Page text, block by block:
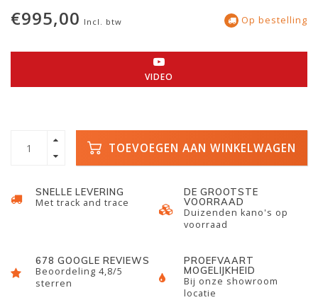
€995,00 Incl. btw Op bestelling
VIDEO
TOEVOEGEN AAN WINKELWAGEN
SNELLE LEVERING
Met track and trace
DE GROOTSTE
VOORRAAD
Duizenden kano's op
voorraad
678 GOOGLE REVIEWS
Beoordeling 4,8/5
sterren
PROEFVAART
MOGELIJKHEID
Bij onze showroom
locatie